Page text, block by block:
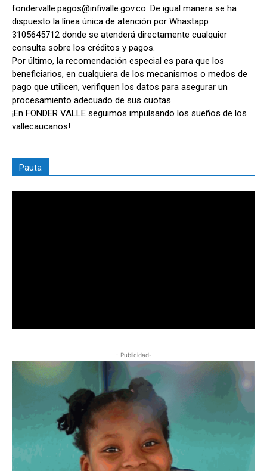
fondervalle.pagos@infivalle.gov.co. De igual manera se ha
dispuesto la línea única de atención por Whastapp
3105645712 donde se atenderá directamente cualquier
consulta sobre los créditos y pagos.
Por último, la recomendación especial es para que los
beneficiarios, en cualquiera de los mecanismos o medos de
pago que utilicen, verifiquen los datos para asegurar un
procesamiento adecuado de sus cuotas.
¡En FONDER VALLE seguimos impulsando los sueños de los
vallecaucanos!
Pauta
- Publicidad-